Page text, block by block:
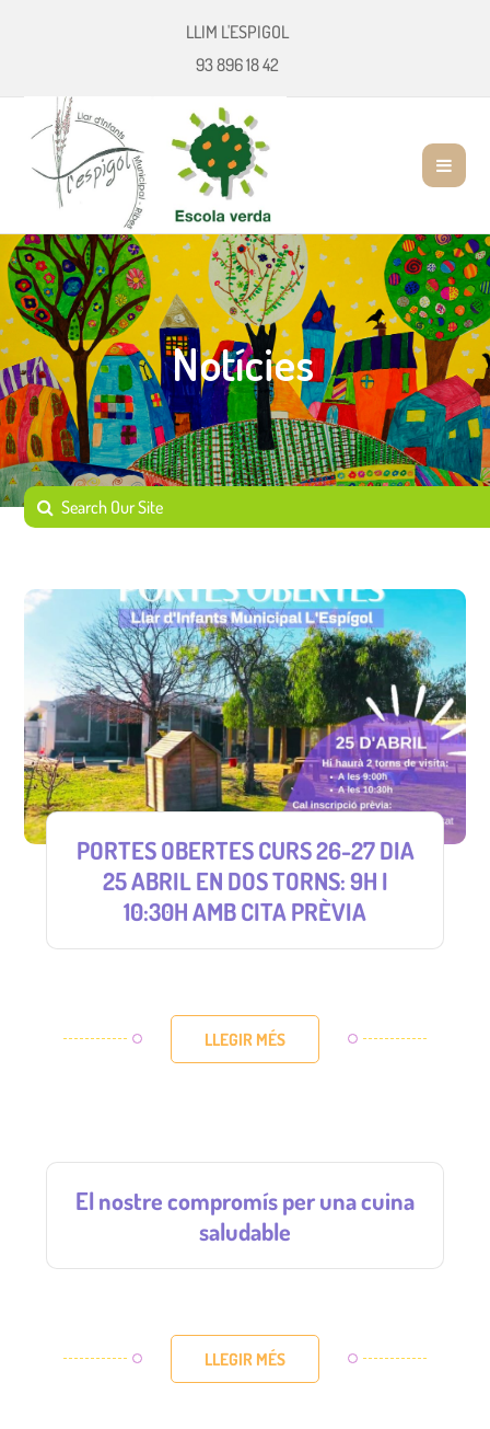
LLIM L'ESPIGOL
93 896 18 42
Notícies
PORTES OBERTES CURS 26-27 DIA
25 ABRIL EN DOS TORNS: 9H I
10:30H AMB CITA PRÈVIA
LLEGIR MÉS
El nostre compromís per una cuina
saludable
LLEGIR MÉS